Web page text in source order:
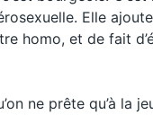
Elle ajoute
homo, et de fait
ne prête qu’à la